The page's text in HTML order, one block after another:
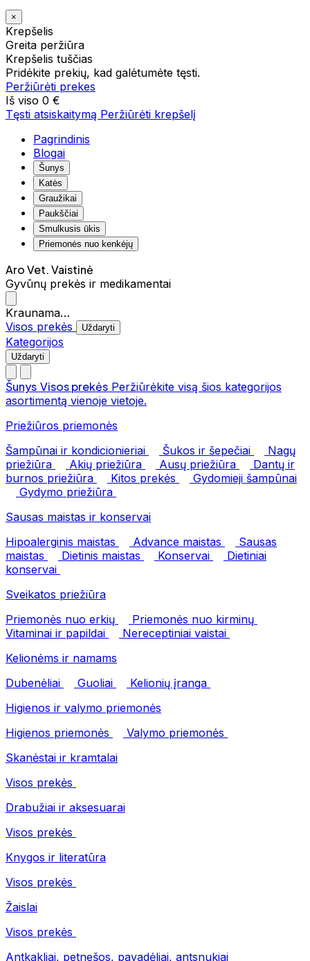
×
Krepšelis
Greita peržiūra
Krepšelis tuščias
Pridėkite prekių, kad galėtumėte tęsti.
Peržiūrėti prekes
Iš viso 0 €
Tęsti atsiskaitymą Peržiūrėti krepšelį
Pagrindinis
Blogai
Šunys
Katės
Graužikai
Paukščiai
Smulkusis ūkis
Priemonės nuo kenkėjų
Aro Vet. Vaistinė
Gyvūnų prekės ir medikamentai
Kraunama…
Visos prekės
Uždaryti
Kategorijos
Uždaryti
Šunys Visos prekės Peržiūrėkite visą šios kategorijos
asortimentą vienoje vietoje.
Priežiūros priemonės
Šampūnai ir kondicionieriai
Šukos ir šepečiai
Nagų
priežiūra
Akių priežiūra Ausų priežiūra
Dantų ir
burnos priežiūra
Kitos prekės
Gydomieji šampūnai
Gydymo priežiūra
Sausas maistas ir konservai
Hipoalerginis maistas
Advance maistas
Sausas
maistas
Dietinis maistas Konservai
Dietiniai
konservai
Sveikatos priežiūra
Priemonės nuo erkių
Priemonės nuo kirminų
Vitaminai ir papildai
Nereceptiniai vaistai
Kelionėms ir namams
Dubenėliai
Guoliai
Kelionių įranga
Higienos ir valymo priemonės
Higienos priemonės
Valymo priemonės
Skanėstai ir kramtalai
Visos prekės
Drabužiai ir aksesuarai
Visos prekės
Knygos ir literatūra
Visos prekės
Žaislai
Visos prekės
Antkakliai, petnešos, pavadėliai, antsnukiai